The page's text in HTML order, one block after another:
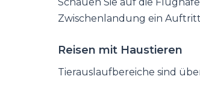
Zwischenlandung ein
Reisen mit Haustieren
Tierauslaufbereiche sind